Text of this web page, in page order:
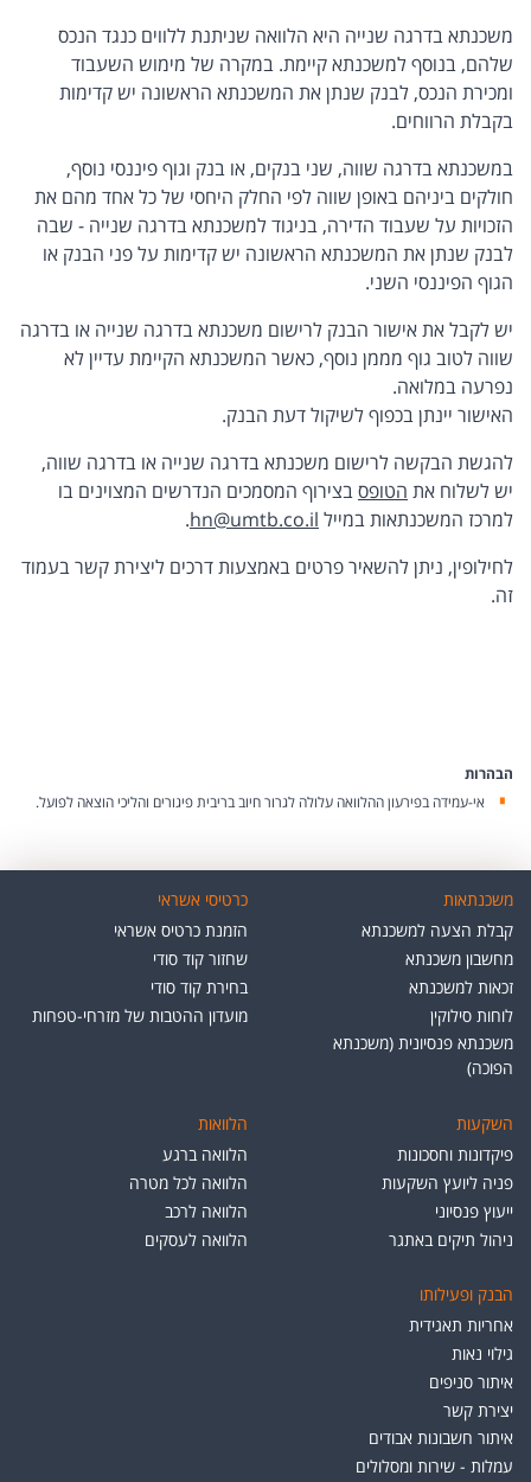
משכנתא בדרגה שנייה היא הלוואה שניתנת ללווים כנגד הנכס
שלהם, בנוסף למשכנתא קיימת. במקרה של מימוש השעבוד
ומכירת הנכס, לבנק שנתן את המשכנתא הראשונה יש קדימות
בקבלת הרווחים.
במשכנתא בדרגה שווה, שני בנקים, או בנק וגוף פיננסי נוסף,
חולקים ביניהם באופן שווה לפי החלק היחסי של כל אחד מהם את
הזכויות על שעבוד הדירה, בניגוד למשכנתא בדרגה שנייה - שבה
לבנק שנתן את המשכנתא הראשונה יש קדימות על פני הבנק או
הגוף הפיננסי השני.
יש לקבל את אישור הבנק לרישום משכנתא בדרגה שנייה או בדרגה
שווה לטוב גוף מממן נוסף, כאשר המשכנתא הקיימת עדיין לא
נפרעה במלואה.
האישור יינתן בכפוף לשיקול דעת הבנק.
להגשת הבקשה לרישום משכנתא בדרגה שנייה או בדרגה שווה,
יש לשלוח את הטופסבצירוף המסמכים הנדרשים המצוינים בו
למרכז המשכנתאות במייל hn@umtb.co.il
.
לחילופין, ניתן להשאיר פרטים באמצעות דרכים ליצירת קשר בעמוד
זה.
הבהרות
אי-עמידה בפירעון ההלוואה עלולה לגרור חיוב בריבית פיגורים והליכי הוצאה לפועל.
משכנתאות
קבלת הצעה למשכנתא
מחשבון משכנתא
זכאות למשכנתא
לוחות סילוקין
משכנתא פנסיונית (משכנתא
הפוכה)
כרטיסי אשראי
הזמנת כרטיס אשראי
שחזור קוד סודי
בחירת קוד סודי
מועדון ההטבות של מזרחי-טפחות
השקעות
פיקדונות וחסכונות
פניה ליועץ השקעות
ייעוץ פנסיוני
ניהול תיקים באתגר
הלוואות
הלוואה ברגע
הלוואה לכל מטרה
הלוואה לרכב
הלוואה לעסקים
הבנק ופעילותו
אחריות תאגידית
גילוי נאות
איתור סניפים
יצירת קשר
איתור חשבונות אבודים
עמלות - שירות ומסלולים